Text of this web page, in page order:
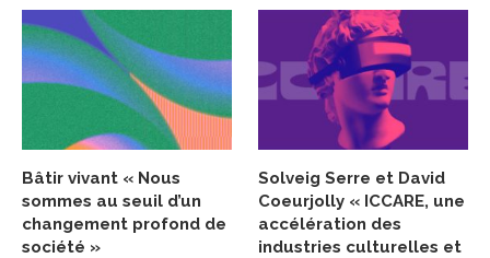
Bâtir vivant « Nous
sommes au seuil d’un
changement profond de
société »
Solveig Serre et David
Coeurjolly « ICCARE, une
accélération des
industries culturelles et